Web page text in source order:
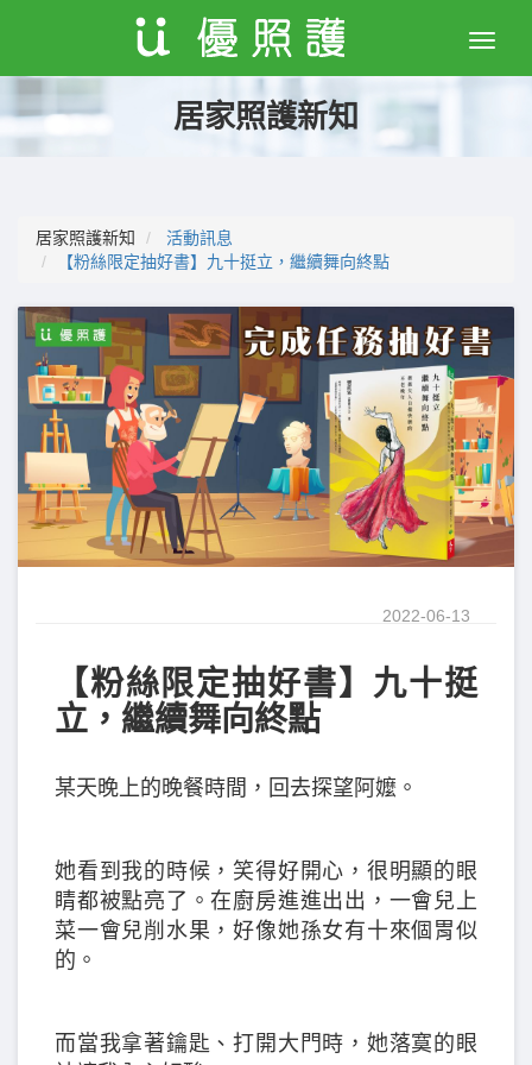
Toggle
居家照護新知
居家照護新知
活動訊息
【粉絲限定抽好書】九十挺立，繼續舞向終點
2022-06-13
【粉絲限定抽好書】九十挺
立，繼續舞向終點
某天晚上的晚餐時間，回去探望阿嬤。
她看到我的時候，笑得好開心，很明顯的眼
睛都被點亮了。在廚房進進出出，一會兒上
菜一會兒削水果，好像她孫女有十來個胃似
的。
而當我拿著鑰匙、打開大門時，她落寞的眼